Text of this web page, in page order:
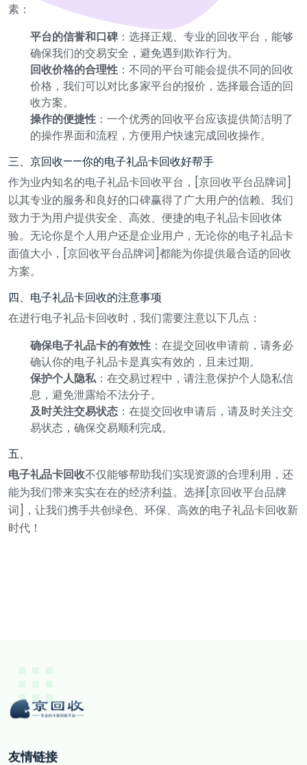
素：
平台的信誉和口碑：选择正规、专业的回收平台，能够
确保我们的交易安全，避免遇到欺诈行为。
回收价格的合理性 ：不同的平台可能会提供不同的回收
价格，我们可以对比多家平台的报价，选择最合适的回
收方案。
操作的便捷性 ：一个优秀的回收平台应该提供简洁明了
的操作界面和流程，方便用户快速完成回收操作。
三、京回收——你的电子礼品卡回收好帮手
作为业内知名的电子礼品卡回收平台，[京回收平台品牌词]
以其专业的服务和良好的口碑赢得了广大用户的信赖。我们
致力于为用户提供安全、高效、便捷的电子礼品卡回收体
验。无论你是个人用户还是企业用户，无论你的电子礼品卡
面值大小，[京回收平台品牌词]都能为你提供最合适的回收
方案。
四、电子礼品卡回收的注意事项
在进行电子礼品卡回收时，我们需要注意以下几点：
确保电子礼品卡的有效性 ：在提交回收申请前，请务必
确认你的电子礼品卡是真实有效的，且未过期。
保护个人隐私：在交易过程中，请注意保护个人隐私信
息，避免泄露给不法分子。
及时关注交易状态 ：在提交回收申请后，请及时关注交
易状态，确保交易顺利完成。
五、
电子礼品卡回收不仅能够帮助我们实现资源的合理利用，还
能为我们带来实实在在的经济利益。选择[京回收平台品牌
词]，让我们携手共创绿色、环保、高效的电子礼品卡回收新
时代！
友情链接